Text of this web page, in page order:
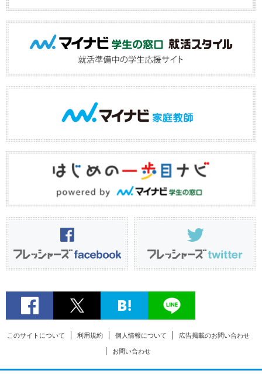
このサイトについて 利用規約 個人情報について 広告掲載のお問い合わせ
お問い合わせ